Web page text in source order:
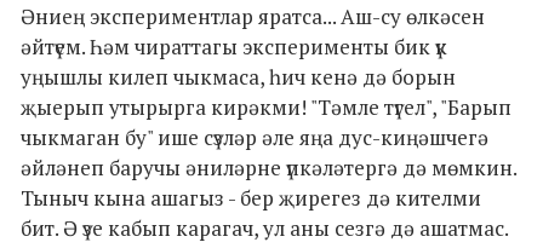
Әниең экспериментлар яратса... Аш-су өлкәсен
әйтүем. Һәм чираттагы эксперименты бик үк
уңышлы килеп чыкмаса, һич кенә дә борын
җыерып утырырга кирәкми! "Тәмле түгел", "Барып
чыкмаган бу" ише сүзләр әле яңа дус-киңәшчегә
әйләнеп баручы әниләрне үпкәләтергә дә мөмкин.
Тыныч кына ашагыз - бер җирегез дә кителми
бит. Ә үзе кабып карагач, ул аны сезгә дә ашатмас.